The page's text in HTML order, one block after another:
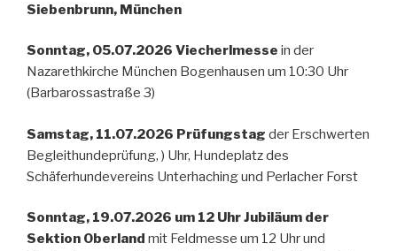
Siebenbrunn, München
Sonntag, 05.07.2026 Viecherlmesse in der
Nazarethkirche München Bogenhausen um 10:30 Uhr
(Barbarossastraße 3)
Samstag, 11.07.2026 Prüfungstag der Erschwerten
Begleithundeprüfung, ) Uhr, Hundeplatz des
Schäferhundevereins Unterhaching und Perlacher Forst
Sonntag, 19.07.2026 um 12 Uhr Jubiläum der
Sektion Oberland mit Feldmesse um 12 Uhr und